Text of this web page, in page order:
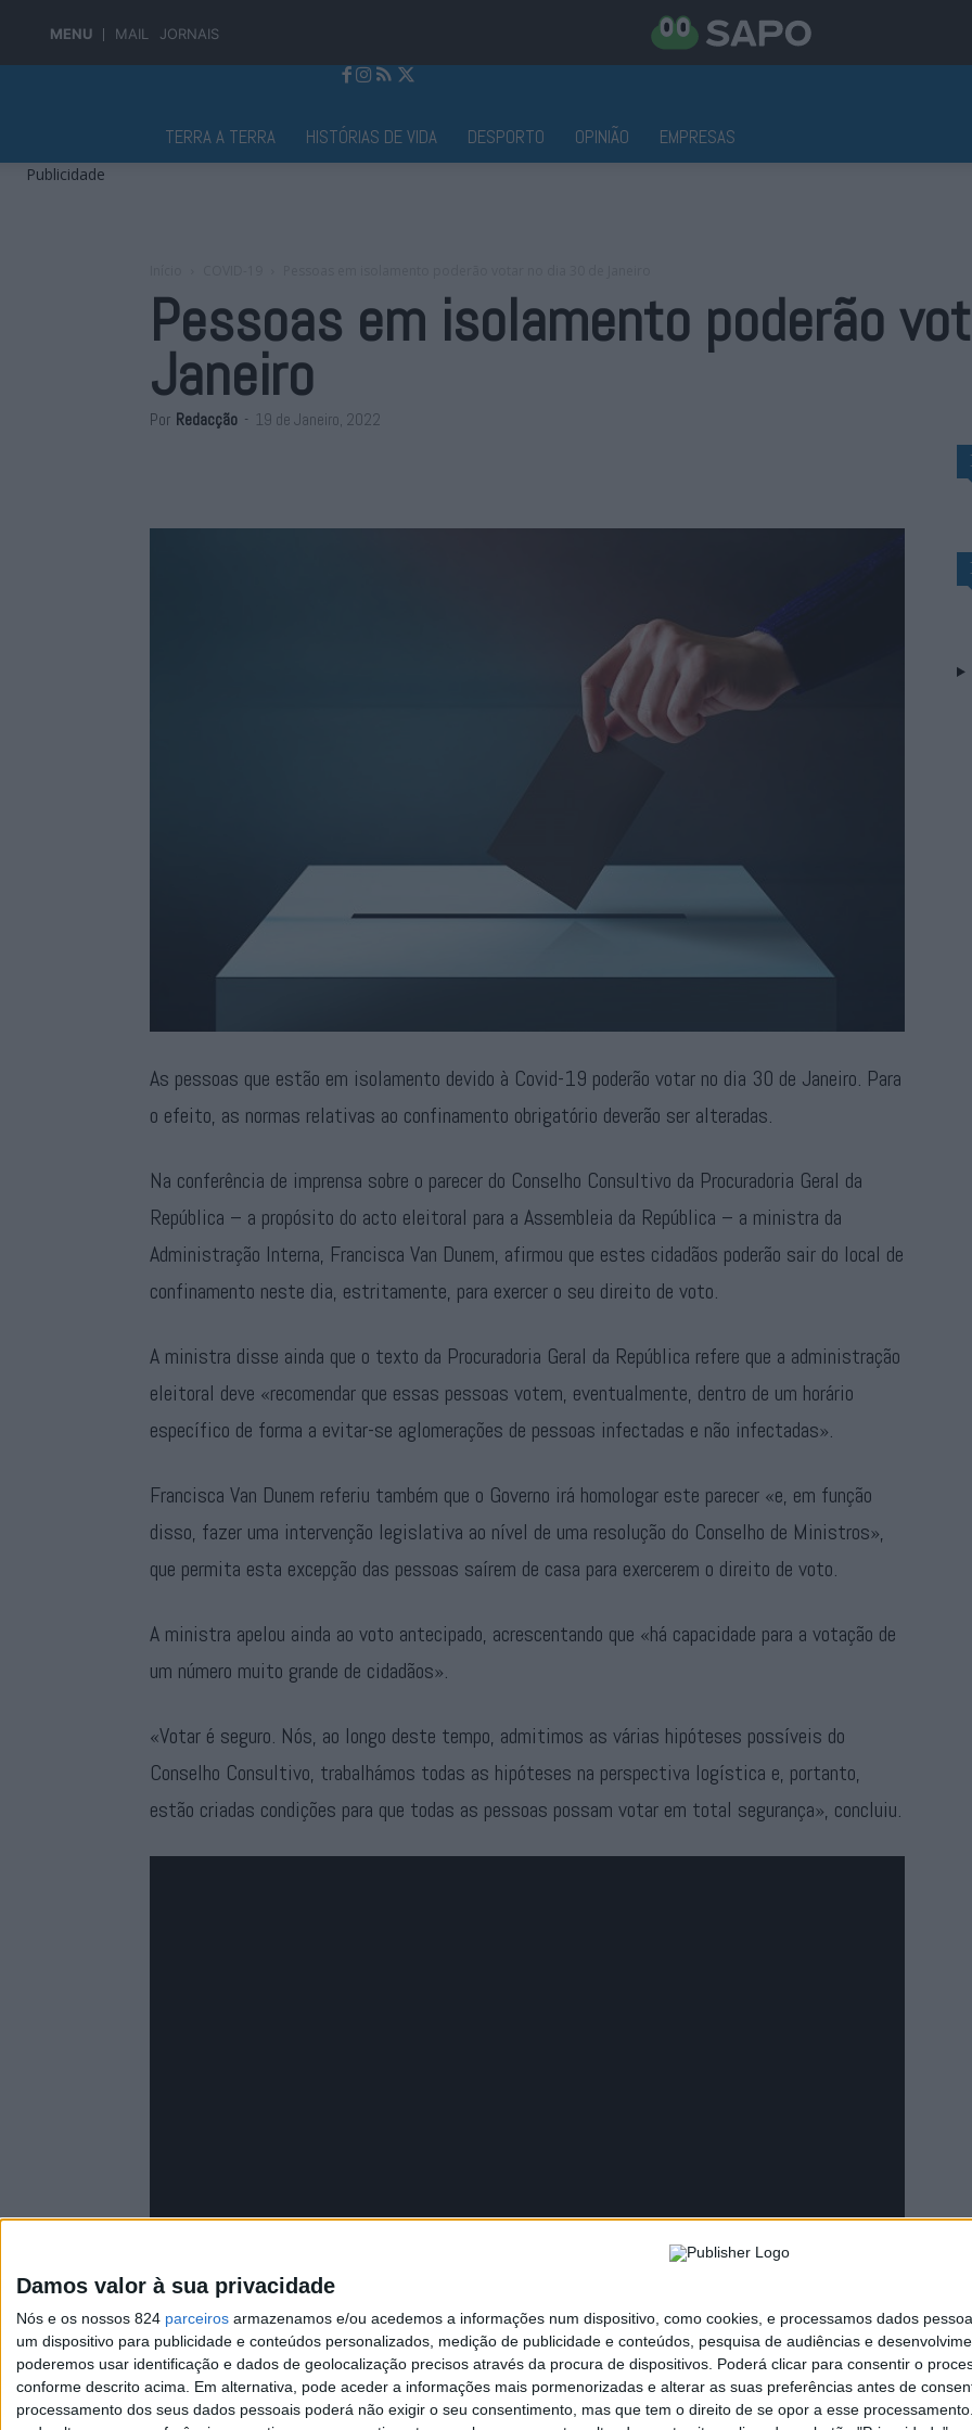
Damos valor à sua privacidade
Nós e os nossos 824 parceiros armazenamos e/ou acedemos a informações num dispositivo, como cookies, e processamos dados
um dispositivo para publicidade e conteúdos personalizados, medição de publicidade e conteúdos, pesquisa de audiências e
poderemos usar identificação e dados de geolocalização precisos através da procura de dispositivos. Poderá clicar para consentir o
conforme descrito acima. Em alternativa, pode aceder a informações mais pormenorizadas e alterar as suas preferências antes de
processamento dos seus dados pessoais poderá não exigir o seu consentimento, mas que tem o direito de se opor a esse
MENU MAIL JORNAIS
TERRA A TERRA HISTÓRIAS DE VIDA DESPORTO OPINIÃO EMPRESAS
Publicidade
Pessoas em isolamento poderão
Janeiro
Por Redacção - 19 de Janeiro, 2022
As pessoas que estão em isolamento devido à Covid-19 poderão votar no dia 30 de Janeiro. Para
o efeito, as normas relativas ao confinamento obrigatório deverão ser alteradas.
Na conferência de imprensa sobre o parecer do Conselho Consultivo da Procuradoria Geral da
República – a propósito do acto eleitoral para a Assembleia da República – a ministra da
Administração Interna, Francisca Van Dunem, afirmou que estes cidadãos poderão sair do local de
confinamento neste dia, estritamente, para exercer o seu direito de voto.
A ministra disse ainda que o texto da Procuradoria Geral da República refere que a administração
eleitoral deve «recomendar que essas pessoas votem, eventualmente, dentro de um horário
específico de forma a evitar-se aglomerações de pessoas infectadas e não infectadas».
Francisca Van Dunem referiu também que o Governo irá homologar este parecer «e, em função
disso, fazer uma intervenção legislativa ao nível de uma resolução do Conselho de Ministros»,
que permita esta excepção das pessoas saírem de casa para exercerem o direito de voto.
A ministra apelou ainda ao voto antecipado, acrescentando que «há capacidade para a votação de
um número muito grande de cidadãos».
«Votar é seguro. Nós, ao longo deste tempo, admitimos as várias hipóteses possíveis do
Conselho Consultivo, trabalhámos todas as hipóteses na perspectiva logística e, portanto,
estão criadas condições para que todas as pessoas possam votar em total segurança», concluiu.
Publicidade